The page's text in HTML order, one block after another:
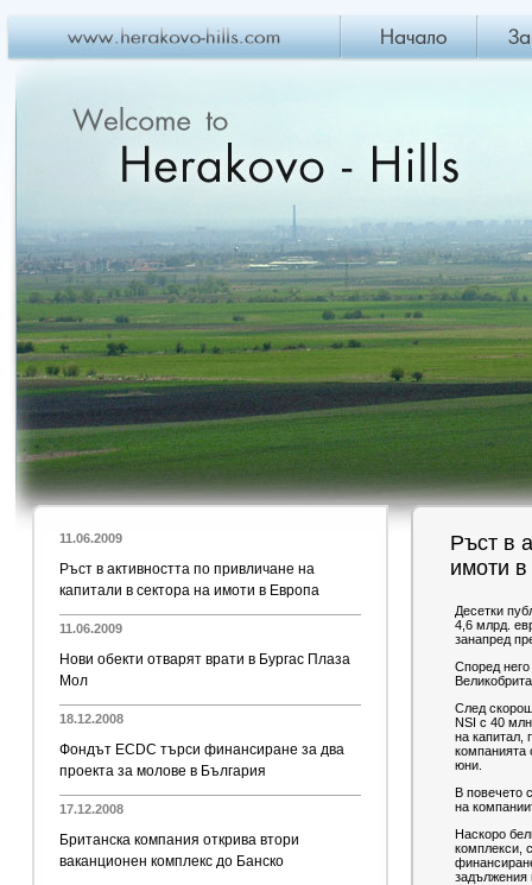
11.06.2009
Ръст в активността по привличане на
капитали в сектора на имоти в Европа
11.06.2009
Нови обекти отварят врати в Бургас Плаза
Мол
18.12.2008
Фондът ECDC търси финансиране за два
проекта за молове в България
17.12.2008
Британска компания открива втори
ваканционен комплекс до Банско
Ръст в
имоти
Десетки
4,6 млрд.
занапред
Според
След
NSI с 40
на капитал,
компанията
юни.
В повечето
на
Наскоро
комплекси,
задължения